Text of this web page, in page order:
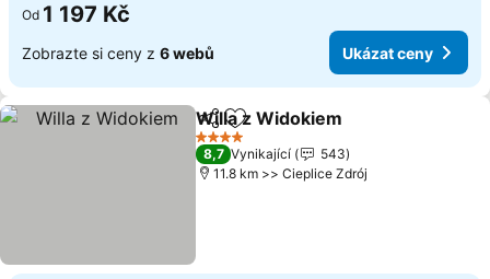
Od 1 197 Kč
Zobrazte si ceny z 6 webů Ukázat ceny
SdíletPřidat na seznam oblíbených
Willa z Widokiem
4 Počet hvězdiček
8,7 Vynikající
543
11.8 km >> Cieplice Zdrój